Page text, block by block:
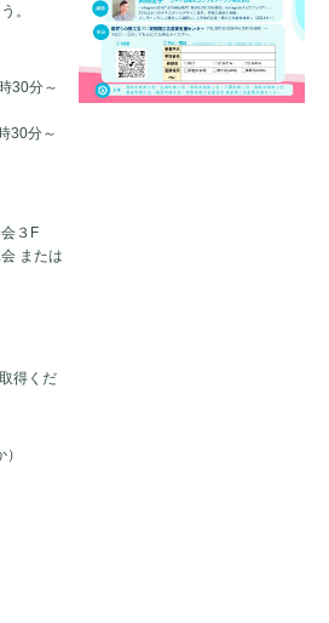
。
30分～
30分～
３ F
または
得くだ